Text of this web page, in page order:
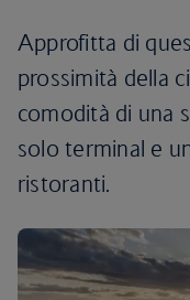
Approfitta di
prossimità della
comodità di una
solo terminal e
ristoranti.